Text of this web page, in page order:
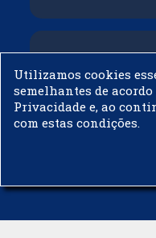
Governo adia
Utilizamos cookies
semelhantes de
Privacidade e, ao
com estas condições.